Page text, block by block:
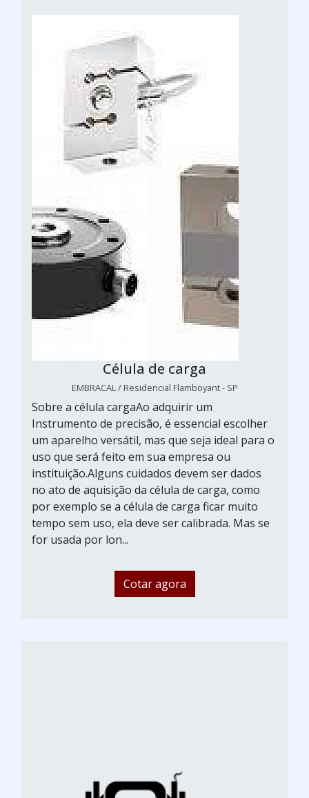
Célula de carga
EMBRACAL / Residencial Flamboyant - SP
Sobre a célula cargaAo adquirir um
Instrumento de precisão, é essencial escolher
um aparelho versátil, mas que seja ideal para o
uso que será feito em sua empresa ou
instituição.Alguns cuidados devem ser dados
no ato de aquisição da célula de carga, como
por exemplo se a célula de carga ficar muito
tempo sem uso, ela deve ser calibrada. Mas se
for usada por lon...
Cotar agora